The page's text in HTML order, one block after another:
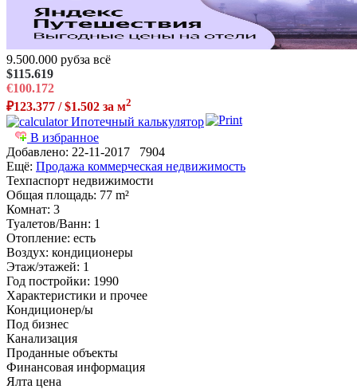
9.500.000 рубза всё
$115.619
€100.172
₽123.377 / $1.502 за м2
Ипотечный калькулятор
В избранное
Добавлено: 22-11-2017 7904
Ещё: Продажа коммерческая недвижимость
Техпаспорт недвижимости
Общая площадь: 77 m²
Комнат: 3
Туалетов/Ванн: 1
Отопление: есть
Воздух: кондиционеры
Этаж/этажей: 1
Год постройки: 1990
Характеристики и прочее
Кондиционер/ы
Под бизнес
Канализация
Проданные объекты
Финансовая информация
Ялта цена